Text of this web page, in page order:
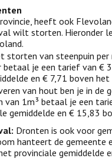
heeft ook
wilt storten. Hieronder
storten van steenpuin
betaal je een tarief van €
en € 7,71 boven
van hout ben je in de
van 1m³ betaal je een
gemiddelde en € 15,83
Dronten is ook voor
hanteert de gemeente
provinciale gemiddelde